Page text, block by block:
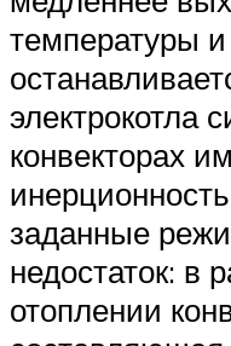
температуры
электрокотла
конвекторах
заданные
недостаток: в
отоплении